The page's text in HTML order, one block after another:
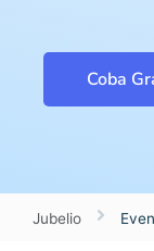
Coba
Jubelio